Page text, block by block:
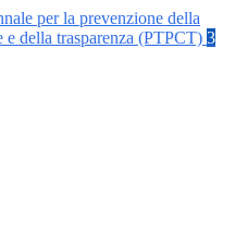
per la prevenzione della
e della trasparenza (PTPCT) 3